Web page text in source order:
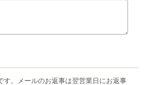
す。メールのお返事は翌営業日にお返事